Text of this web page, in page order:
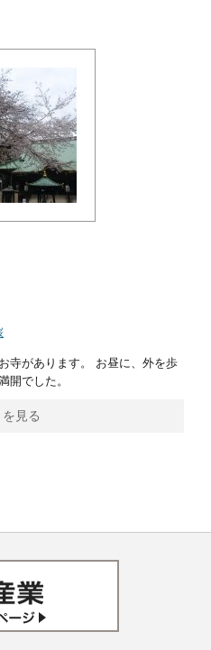
寺があります。 お昼に、外を歩
開でした。
見る